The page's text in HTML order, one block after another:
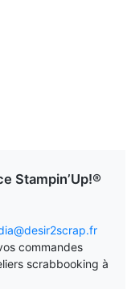
Stampin’Up!®
commandes
scrabbooking à